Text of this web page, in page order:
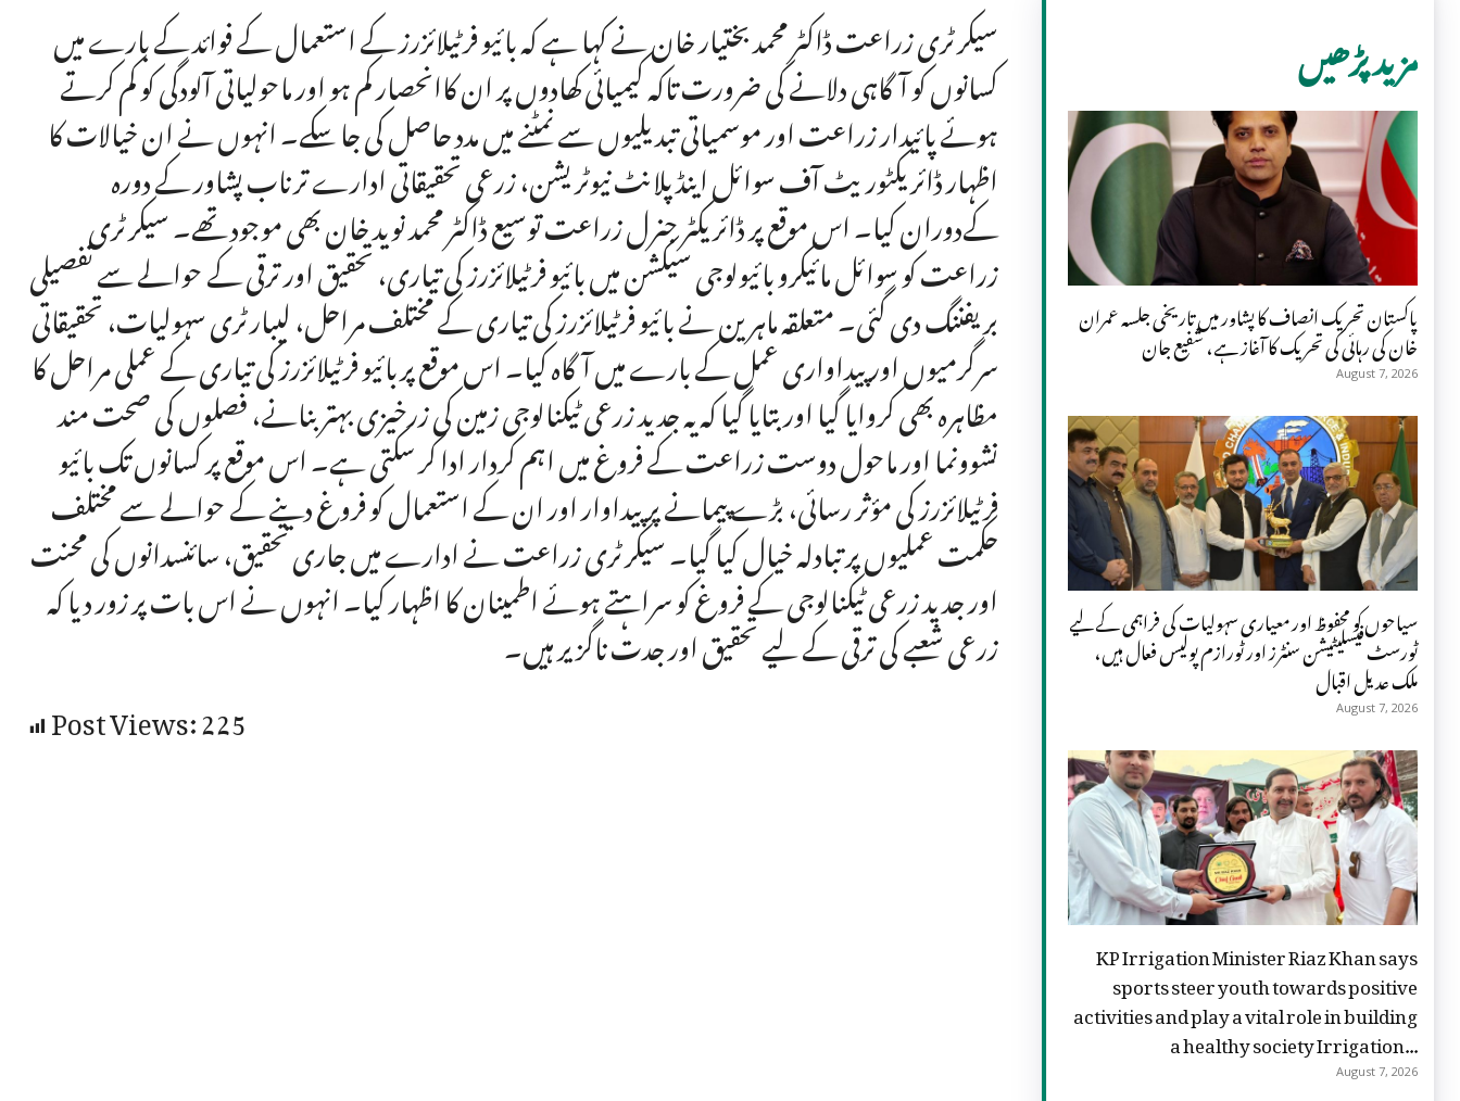
سیکرٹری زراعت ڈاکٹر محمد بختیار خان نے کہا ہے کہ بائیو فرٹیلائزرز کے استعمال کے فوائد کے بارے میں
کسانوں کو آگاہی دلانے کی ضرورت تاکہ کیمیائی کھادوں پر ان کاانحصار کم ہو اور ماحولیاتی آلودگی کو کم کرتے
ہوئے پائیدار زراعت اور موسمیاتی تبدیلیوں سے نمٹنے میں مدد حاصل کی جا سکے۔ انہوں نے ان خیالات کا
اظہار ڈائریکٹوریٹ آف سوائل اینڈ پلانٹ نیوٹریشن، زرعی تحقیقاتی ادارے ترناب پشاور کے دورہ
کےدوران کیا۔ اس موقع پر ڈائریکٹر جنرل زراعت توسیع ڈاکٹر محمد نوید خان بھی موجود تھے۔ سیکرٹری
زراعت کو سوائل مائیکرو بائیولوجی سیکشن میں بائیو فرٹیلائزرز کی تیاری، تحقیق اور ترقی کے حوالے سے تفصیلی
بریفننگ دی گئی۔ متعلقہ ماہرین نے بائیو فرٹیلائزرز کی تیاری کے مختلف مراحل، لیبارٹری سہولیات، تحقیقاتی
سرگرمیوں اور پیداواری عمل کے بارے میں آگاہ کیا۔ اس موقع پربائیو فرٹیلائزرز کی تیاری کے عملی مراحل کا
مظاہرہ بھی کروایا گیا اور بتایا گیا کہ یہ جدید زرعی ٹیکنالوجی زمین کی زرخیزی بہتر بنانے، فصلوں کی صحت مند
نشوونما اور ماحول دوست زراعت کے فروغ میں اہم کردار ادا کر سکتی ہے۔ اس موقع پر کسانوں تک بائیو
فرٹیلائزرز کی مؤثر رسائی، بڑے پیمانے پر پیداوار اور ان کے استعمال کو فروغ دینے کے حوالے سے مختلف
حکمت عملیوں پر تبادلہ خیال کیا گیا۔ سیکرٹری زراعت نے ادارے میں جاری تحقیق، سائنسدانوں کی محنت
اور جدید زرعی ٹیکنالوجی کے فروغ کو سراہتے ہوئے اطمینان کا اظہار کیا۔ انہوں نے اس بات پر زور دیا کہ
زرعی شعبے کی ترقی کے لیے تحقیق اور جدت ناگزیر ہیں۔
Post Views:225
مزید پڑھیں
پاکستان تحریک انصاف کا پشاور میں تاریخی جلسہ عمران
خان کی رہائی کی تحریک کا آغاز ہے، شفیع جان
August 7, 2026
سیاحوں کو محفوظ اور معیاری سہولیات کی فراہمی کے لیے
ٹورسٹ فیسلیٹیشن سنٹرز اور ٹورازم پولیس فعال ہیں،
ملک عدیل اقبال
August 7, 2026
KP Irrigation Minister Riaz Khan says
sports steer youth towards positive
activities and play a vital role in building
a healthy society Irrigation...
August 7, 2026